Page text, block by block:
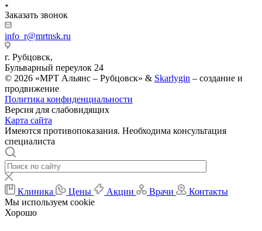
Заказать звонок
info_r@mrtnsk.ru
г. Рубцовск,
Бульварный переулок 24
© 2026 «МРТ Альянс – Рубцовск» & Skarlygin – создание и
продвижение
Политика конфиденциальности
Версия для слабовидящих
Карта сайта
Имеются противопоказания. Необходима консультация
специалиста
Клиника Цены Акции Врачи
Контакты
Мы используем cookie
Хорошо